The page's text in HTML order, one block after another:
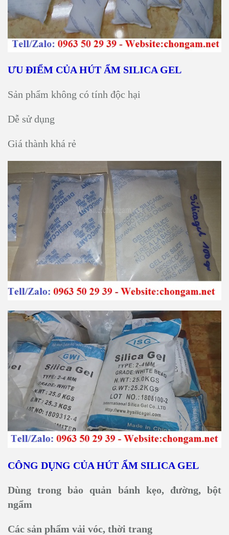
ƯU ĐIỂM CỦA HÚT ẨM SILICA GEL
Sản phẩm không có tính độc hại
Dễ sử dụng
Giá thành khá rẻ
CÔNG DỤNG CỦA HÚT ẨM SILICA GEL
Dùng trong bảo quản bánh kẹo, đường, bột
ngẩm
Các sản phẩm vải vóc, thời trang